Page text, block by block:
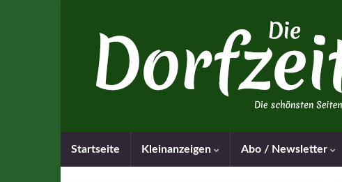
Startseite Kleinanzeigen Abo / Newsletter